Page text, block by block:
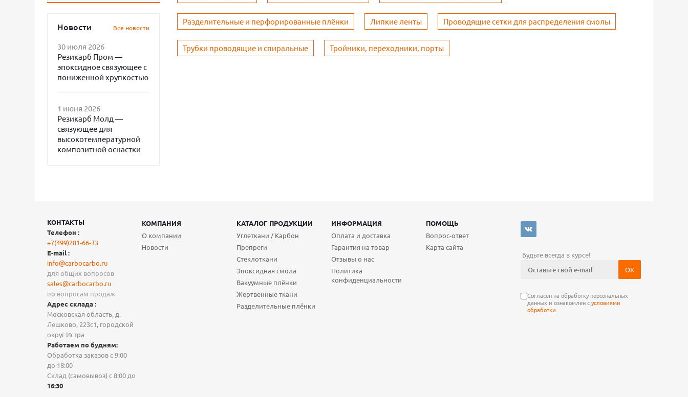
Новости Все новости
30 июля 2026
Резикарб Пром —
эпоксидное связующее с
пониженной хрупкостью
1 июня 2026
Резикарб Молд —
связующее для
высокотемпературной
композитной оснастки
Разделительные и перфорированные плёнки Липкие ленты Проводящие сетки для распределения смолы
Трубки проводящие и спиральные Тройники, переходники, порты
КОНТАКТЫ
Телефон :
+7(499)281-66-33
E-mail :
info@carbocarbo.ru
для общих вопросов
sales@carbocarbo.ru
по вопросам продаж
Адрес склада :
Московская область, д.
Лешково, 223с1, городской
округ Истра
Работаем по будням:
Обработка заказов с 9:00
до 18:00
Склад (самовывоз) с 8:00 до
16:30
КОМПАНИЯ КАТАЛОГ ПРОДУКЦИИ ИНФОРМАЦИЯ
ПОМОЩЬ
О компании
Новости
Углеткани / Карбон
Препреги
Стеклоткани
Эпоксидная смола
Вакуумные плёнки
Жертвенные ткани
Разделительные плёнки
Оплата и доставка
Гарантия на товар
Отзывы о нас
Политика
конфиденциальности
Вопрос-ответ
Карта сайта
Будьте всегда в курсе!
Согласен на обработку персональных
данных и ознакомлен сусловиями
обработки.